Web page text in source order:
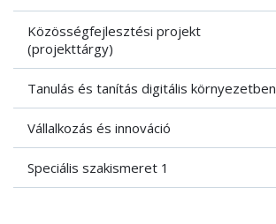
Közösségfejlesztési projekt
(projekttárgy)
Tanulás és tanítás digitális környezetben
Vállalkozás és innováció
Speciális szakismeret 1